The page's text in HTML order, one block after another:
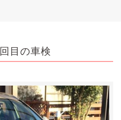
目の車検